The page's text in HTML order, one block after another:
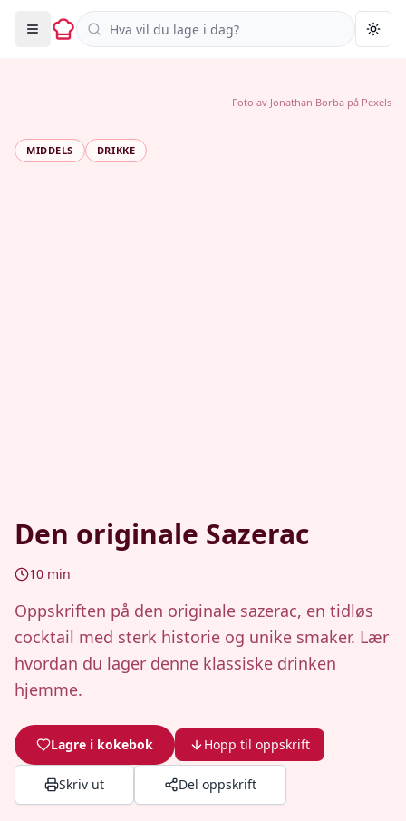
Søk i oppskrifter
MIDDELS DRIKKE
Den originale Sazerac
10 min
Oppskriften på den originale sazerac, en tidløs
cocktail med sterk historie og unike smaker. Lær
hvordan du lager denne klassiske drinken
hjemme.
Lagre i kokebok Hopp til oppskrift
Skriv ut Del oppskrift
Foto av Jonathan Borba på Pexels